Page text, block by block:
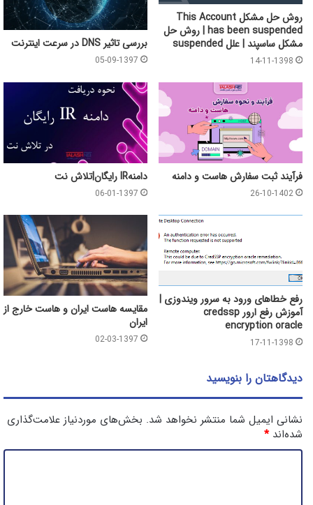
روش حل مشکل This Account
has been suspended | روش حل
مشکل ساسپند | علل suspended
14-11-1398
بررسی تاثیر DNS در سرعت اینترنت
05-09-1397
فرآیند ثبت سفارش هاست و دامنه
26-10-1402
دامنهIR رایگان|تلاش نت
06-01-1397
رفع خطاهای ورود به سرور ویندوزی |
آموزش رفع ارور credssp
encryption oracle
17-11-1398
مقایسه هاست ایران و هاست خارج از
ایران
02-03-1397
دیدگاهتان را بنویسید
نشانی ایمیل شما منتشر نخواهد شد. بخش‌های موردنیاز علامت‌گذاری
شده‌اند*